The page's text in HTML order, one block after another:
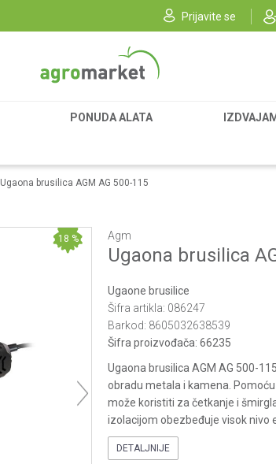
Prijavite se
PONUDA ALATA
Ugaona brusilica AGM AG 500-115
18 % Agm
Ugaona brusilica
Ugaone brusilice
Šifra artikla: 086247
Barkod: 8605032638539
Šifra proizvođača: 66235
Ugaona brusilica AGM AG 500-
obradu metala i kamena.
može koristiti za četkanje i
izolacijom obezbeđuje visok nivo
DETALJNIJE